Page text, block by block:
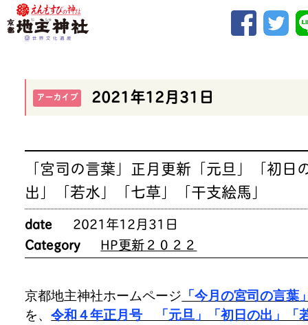
アーカイブ 2021年12月31日
「宮司の言葉」正月更新「元旦」「初日
出」「若水」「七草」「干支絵馬」
date
2021年12月31日
Category
HP更新２０２２
京都地主神社ホームページ 「今月の宮司の言葉
を、令和４年正月号 「元旦」「初日の出」「